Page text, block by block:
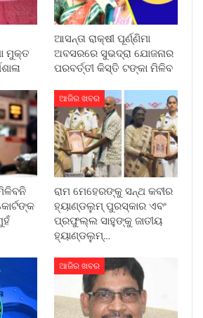
ମୁକ୍ତ
ଆସନ୍ତା ରାକ୍ଷୀ ପୂର୍ଣ୍ଣିମା
ଅବସରରେ ସୁଭଦ୍ରା ଯୋଜନାର
ପରବର୍ତ୍ତୀ କିସ୍ତି ଟଙ୍କା ମିଳିବ
ଆଜିର ଖବର
ରାମ ମେହେରଙ୍କୁ ସନ୍ଥ କବୀର
ହ୍ୟାଣ୍ଡଲୁମ୍ ପୁରସ୍କାର ଏବଂ
ପ୍ରଫୁଲ୍ଲ ସାହୁଙ୍କୁ ଜାତୀୟ
ହ୍ୟାଣ୍ଡଲୁମ୍…
ଆଜିର ଖବର